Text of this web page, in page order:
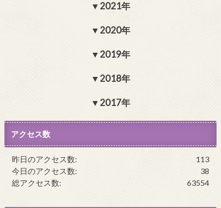
2021年
2020年
2019年
2018年
2017年
アクセス数
113
昨日のアクセス数:
38
今日のアクセス数:
63554
総アクセス数: